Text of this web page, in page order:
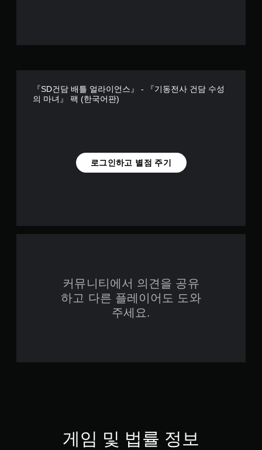
『SD건담 배틀 얼라이언스』 - 『기동전사 건담 수성
의 마녀』 팩 (한국어판)
로그인하고 별점 주기
커뮤니티에서 의견을 공유
하고 다른 플레이어도 도와
주세요.
게임 및 법률 정보